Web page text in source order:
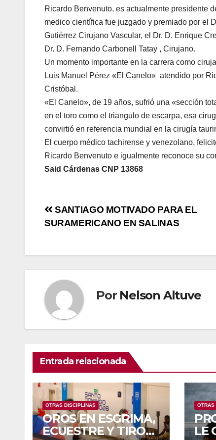
Ricardo Benvenuto, es actualmente presidente
medico científica fue juzgado y premiado por el
Gutiérrez Cirujano Vascular, el Dr. D. Enrique
Dr. D. Fernando Carbonell Tatay , Cirujano.
Un momento importante en la carrera como
Luis Manuel Pérez «El Canelo» atendido por
Cristóbal.
«El Canelo», de 19 años, sufrió una «sección
en el toro como el triangulo de escarpa, esa
convirtió en referencia mundial en la cirugía
El cuerpo médico tachirense y venezolano,
Ricardo Benvenuto e igualmente reconoce su
Said Cárdenas CNP 13868
SANTIAGO MOTIVADO PARA EL
SURAMERICANO EN SALINAS
Por Nelson Altuve
Entrada relacionada
OTRAS DISCIPLINAS
OROS EN ESGRIMA,
ECUESTRE Y TIRO
OTRAS
LE